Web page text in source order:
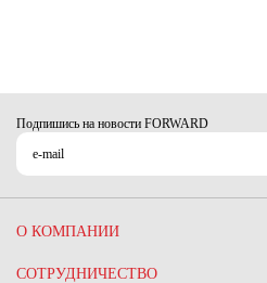
Подпишись на новости FORWARD
О КОМПАНИИ
СОТРУДНИЧЕСТВО